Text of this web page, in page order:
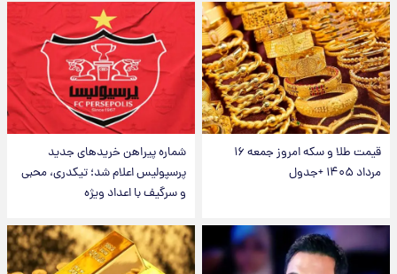
قیمت طلا و سکه امروز جمعه ۱۶
مرداد ۱۴۰۵ +جدول
شماره پیراهن خریدهای جدید
پرسپولیس اعلام شد؛ تیکدری، محبی
و سرگیف با اعداد ویژه